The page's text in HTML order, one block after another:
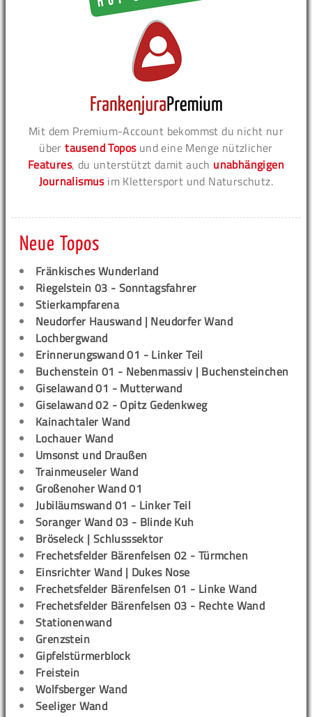
Mit dem Premium-Account bekommst du nicht nur
übertausend Toposund eine Menge nützlicher
Features, du unterstützt damit auch unabhängigen
Journalismusim Klettersport und Naturschutz.
Neue Topos
Fränkisches Wunderland
Riegelstein 03 - Sonntagsfahrer
Stierkampfarena
Neudorfer Hauswand | Neudorfer Wand
Lochbergwand
Erinnerungswand 01 - Linker Teil
Buchenstein 01 - Nebenmassiv | Buchensteinchen
Giselawand 01 - Mutterwand
Giselawand 02 - Opitz Gedenkweg
Kainachtaler Wand
Lochauer Wand
Umsonst und Draußen
Trainmeuseler Wand
Großenoher Wand 01
Jubiläumswand 01 - Linker Teil
Soranger Wand 03 - Blinde Kuh
Bröseleck | Schlusssektor
Frechetsfelder Bärenfelsen 02 - Türmchen
Einsrichter Wand | Dukes Nose
Frechetsfelder Bärenfelsen 01 - Linke Wand
Frechetsfelder Bärenfelsen 03 - Rechte Wand
Stationenwand
Grenzstein
Gipfelstürmerblock
Freistein
Wolfsberger Wand
Seeliger Wand